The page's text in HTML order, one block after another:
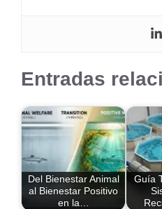
Entradas
Del Bienestar Animal
al Bienestar Positivo
en la…
Guía